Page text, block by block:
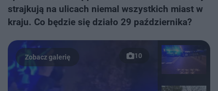
strajkują na ulicach niemal wszystkich miast w
kraju. Co będzie się działo 29 października?
10